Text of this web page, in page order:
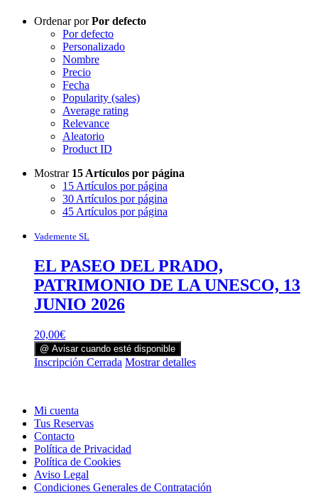
Ordenar porPor defecto
Por defecto
Personalizado
Nombre
Precio
Fecha
Popularity (sales)
Average rating
Relevance
Aleatorio
Product ID
Mostrar 15 Artículos por página
15 Artículos por página
30 Artículos por página
45 Artículos por página
Vademente SL
EL PASEO DEL PRADO,
PATRIMONIO DE LA UNESCO, 13
JUNIO 2026
20,00€
@ Avisar cuando esté disponible
Inscripción Cerrada Mostrar detalles
Mi cuenta
Tus Reservas
Contacto
Política de Privacidad
Política de Cookies
Aviso Legal
Condiciones Generales de Contratación